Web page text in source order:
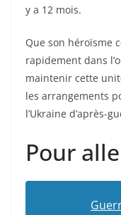
y a 12 mois.
Que son héroïsme
rapidement dans
maintenir cette
les arrangements
l’Ukraine d’après-
Pour